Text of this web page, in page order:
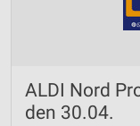
ALDI Nord
den 30.04.